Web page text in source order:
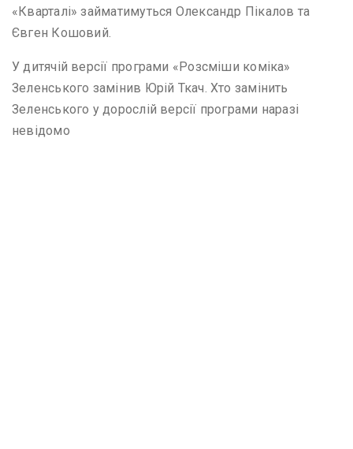
«Кварталі» займатимуться Олександр Пікалов та
Євген Кошовий.
У дитячій версії програми «Розсміши коміка»
Зеленського замінив Юрій Ткач. Хто замінить
Зеленського у дорослій версії програми наразі
невідомо